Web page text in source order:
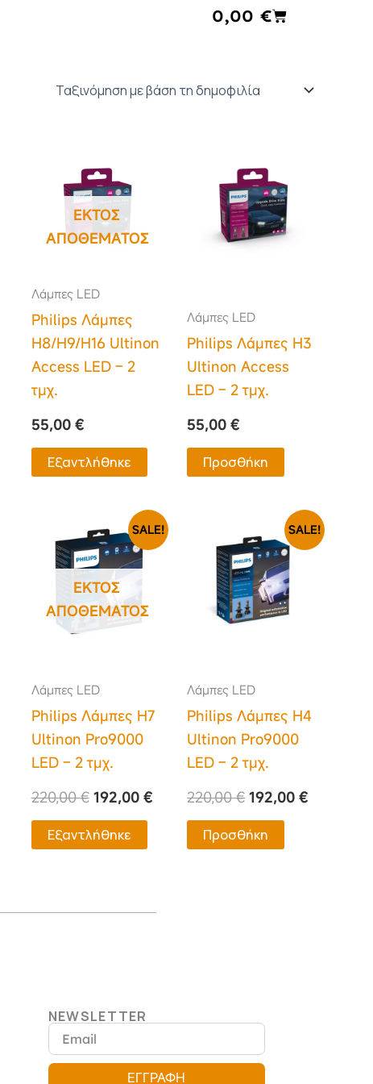
0,00€Cart
ΕΚΤΌΣ
ΑΠΟΘΈΜΑΤΟΣ
Λάμπες LED
Philips Λάμπες
H8/H9/H16 Ultinon
Access LED – 2
τμχ.
55,00 €
Εξαντλήθηκε
Λάμπες LED
Philips Λάμπες H3
Ultinon Access
LED – 2 τμχ.
55,00€
Προσθήκη
SALE!
ΕΚΤΌΣ
ΑΠΟΘΈΜΑΤΟΣ
Λάμπες LED
Philips Λάμπες H7
Ultinon Pro9000
LED – 2 τμχ.
220,00€
Original
price
was:
220,00 €.
192,00 €
Η
τρέχουσα
Εξαντλήθηκε
SALE!
Λάμπες LED
Philips Λάμπες H4
Ultinon Pro9000
LED – 2 τμχ.
220,00€
Original
price
was:
220,00 €.
192,00€
Η
τρέχουσα
Προσθήκη
NEWSLETTER
Email
ΕΓΓΡΑΦΗ